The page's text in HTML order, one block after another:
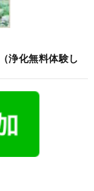
浄化無料体験し